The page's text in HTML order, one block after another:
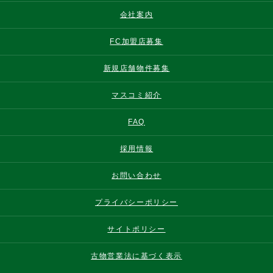
会社案内
FC加盟店募集
新規店舗物件募集
マスコミ紹介
FAQ
採用情報
お問い合わせ
プライバシーポリシー
サイトポリシー
古物営業法に基づく表示